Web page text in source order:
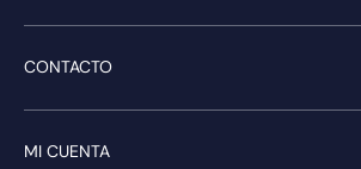
CONTACTO
MI CUENTA